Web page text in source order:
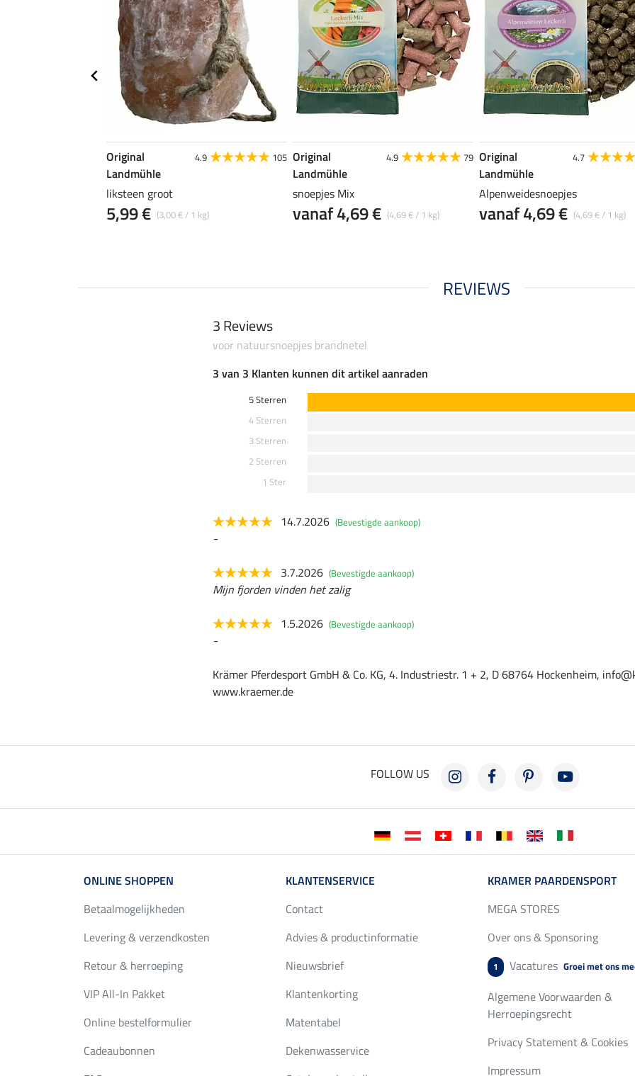
Original
Landmühle
4.9 105
liksteen groot
(3,00 € / 1 kg)
5,99 €
Original
Landmühle
4.9 79
snoepjes Mix
(4,69 € / 1 kg)
vanaf 4,69 €
Original
Landmühle
4.7
Alpenweidesnoepjes
(4,69 € / 1 kg)
vanaf 4,69 €
REVIEWS
3 Reviews
voor natuursnoepjes brandnetel
3 van 3 Klanten kunnen dit artikel aanraden
5 Sterren
4 Sterren
3 Sterren
2 Sterren
1 Ster
14.7.2026 (Bevestigde aankoop)
-
3.7.2026 (Bevestigde aankoop)
Mijn fjorden vinden het zalig
1.5.2026 (Bevestigde aankoop)
-
Krämer Pferdesport GmbH & Co. KG, 4. Industriestr. 1 + 2, D 68764 Hockenheim,
www.kraemer.de
FOLLOW US
ONLINE SHOPPEN
Betaalmogelijkheden
Levering & verzendkosten
Retour & herroeping
VIP All-In Pakket
Online bestelformulier
Cadeaubonnen
KLANTENSERVICE
Contact
Advies & productinformatie
Nieuwsbrief
Klantenkorting
Matentabel
Dekenwasservice
KRAMER PAARDENSPORT
MEGA STORES
Over ons & Sponsoring
1 Vacatures Groei met ons
Algemene Voorwaarden &
Herroepingsrecht
Privacy Statement & Cookies
Impressum